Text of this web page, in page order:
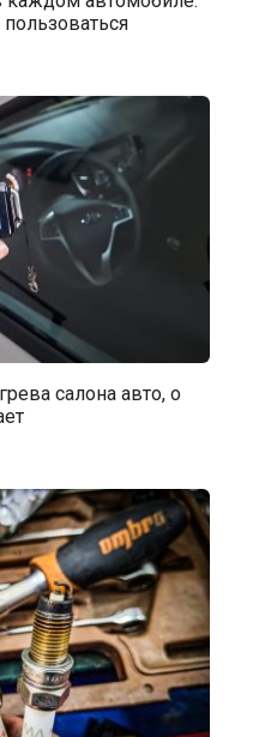
салона авто, о